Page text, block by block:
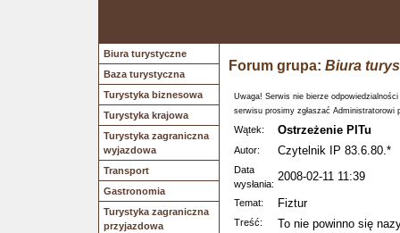
Biura turystyczne
Baza turystyczna
Turystyka biznesowa
Turystyka krajowa
Turystyka zagraniczna
wyjazdowa
Transport
Gastronomia
Turystyka zagraniczna
przyjazdowa
Forum grupa: Biura
Uwaga! Serwis nie bierze
serwisu prosimy zgłaszać Administratorowi
Wątek: Ostrzeżenie PITu
Autor: Czytelnik IP 83.6.80.*
Data
wysłania:
2008-02-11 11:39
Temat: Fiztur
Treść:
To nie powinno się